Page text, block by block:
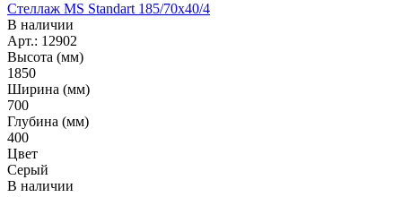
Стеллаж MS Standart 185/70х40/4
В наличии
Арт.: 12902
Высота (мм)
1850
Ширина (мм)
700
Глубина (мм)
400
Цвет
Серый
В наличии